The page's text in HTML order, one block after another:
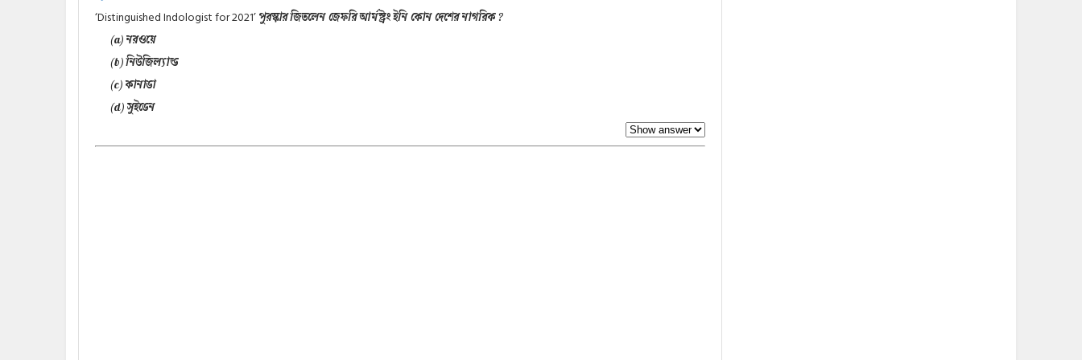
‘Distinguished Indologist for 2021’পুরস্কার জিতলেন জেফরি আর্মস্ট্রং ইনি কোন দেশের নাগরিক ?
(a) নরওয়ে
(b) নিউজিল্যান্ড
(c) কানাডা
(d) সুইডেন